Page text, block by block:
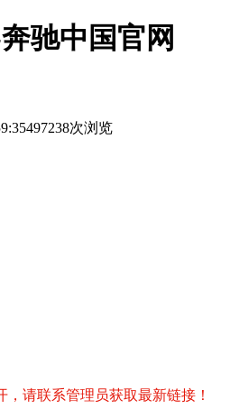
驰中国官网
497238次浏览
，请联系管理员获取最新链接！